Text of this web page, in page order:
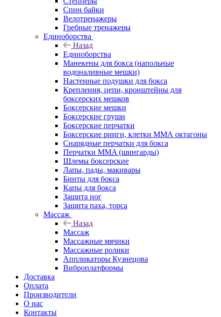
Спин байки
Велотренажеры
Гребные тренажеры
Единоборства
Назад
Единоборства
Манекены для бокса (напольные
водоналивные мешки)
Настенные подушки для бокса
Крепления, цепи, кронштейны для
боксерских мешков
Боксерские мешки
Боксерские груши
Боксерские перчатки
Боксерские ринги, клетки ММА октагоны
Снарядные перчатки для бокса
Перчатки MMA (шингарды)
Шлемы боксерские
Лапы, пады, макивары
Бинты для бокса
Капы для бокса
Защита ног
Защита паха, торса
Массаж
Назад
Массаж
Массажные мячики
Массажные ролики
Аппликаторы Кузнецова
Виброплатформы
Доставка
Оплата
Производители
О нас
Контакты